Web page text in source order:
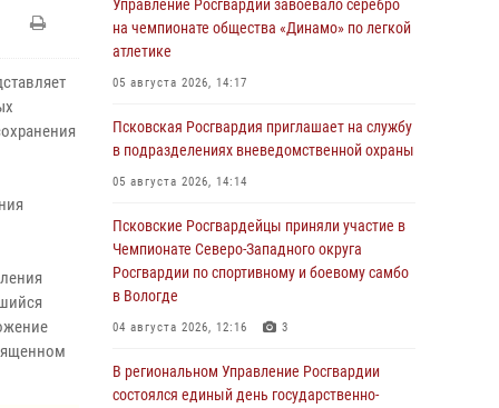
Управление Росгвардии завоевало серебро
на чемпионате общества «Динамо» по легкой
атлетике
05 августа 2026, 14:17
Псковская Росгвардия приглашает на службу
в подразделениях вневедомственной охраны
05 августа 2026, 14:14
Псковские Росгвардейцы приняли участие в
Чемпионате Северо-Западного округа
Росгвардии по спортивному и боевому самбо
в Вологде
04 августа 2026, 12:16 3
В региональном Управление Росгвардии
состоялся единый день государственно-